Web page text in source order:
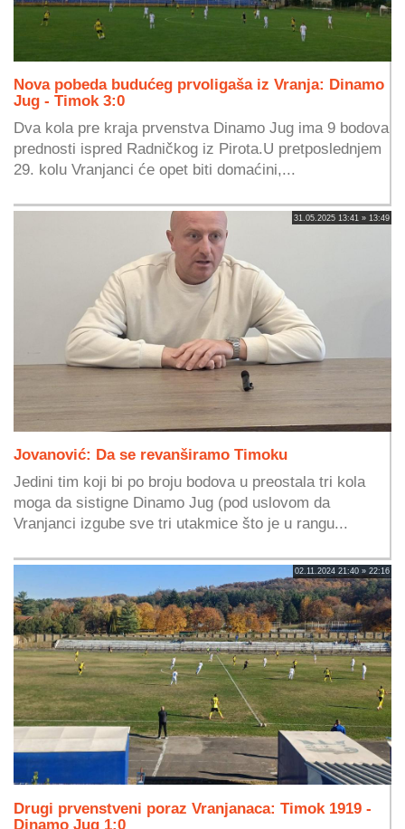
Nova pobeda budućeg prvoligaša iz Vranja: Dinamo
Jug - Timok 3:0
Dva kola pre kraja prvenstva Dinamo Jug ima 9 bodova
prednosti ispred Radničkog iz Pirota.U pretposlednjem
29. kolu Vranjanci će opet biti domaćini,...
31.05.2025 13:41 » 13:49
Jovanović: Da se revanširamo Timoku
Jedini tim koji bi po broju bodova u preostala tri kola
moga da sistigne Dinamo Jug (pod uslovom da
Vranjanci izgube sve tri utakmice što je u rangu...
02.11.2024 21:40 » 22:16
Drugi prvenstveni poraz Vranjanaca: Timok 1919 -
Dinamo Jug 1:0